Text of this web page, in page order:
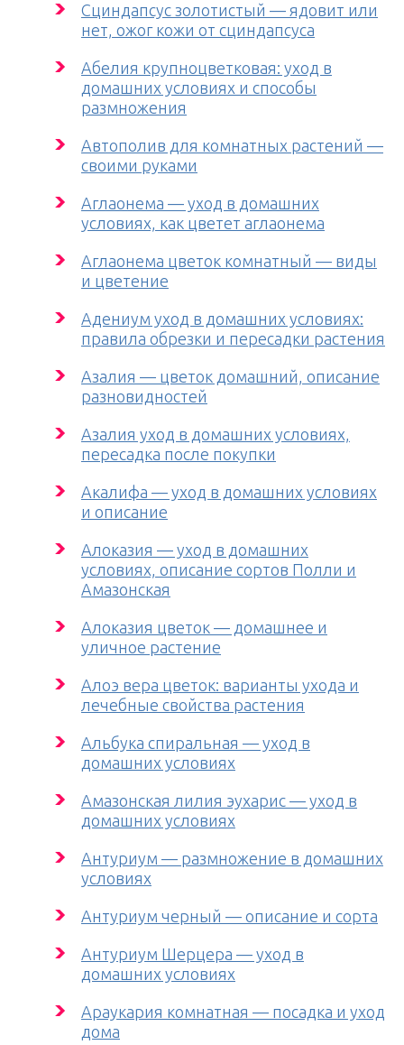
Cциндапсус золотистый — ядовит или
нет, ожог кожи от сциндапсуса
Абелия крупноцветковая: уход в
домашних условиях и способы
размножения
Автополив для комнатных растений —
своими руками
Аглаонема — уход в домашних
условиях, как цветет аглаонема
Аглаонема цветок комнатный — виды
и цветение
Адениум уход в домашних условиях:
правила обрезки и пересадки растения
Азалия — цветок домашний, описание
разновидностей
Азалия уход в домашних условиях,
пересадка после покупки
Акалифа — уход в домашних условиях
и описание
Алоказия — уход в домашних
условиях, описание сортов Полли и
Амазонская
Алоказия цветок — домашнее и
уличное растение
Алоэ вера цветок: варианты ухода и
лечебные свойства растения
Альбука спиральная — уход в
домашних условиях
Амазонская лилия эухарис — уход в
домашних условиях
Антуриум — размножение в домашних
условиях
Антуриум черный — описание и сорта
Антуриум Шерцера — уход в
домашних условиях
Араукария комнатная — посадка и уход
дома